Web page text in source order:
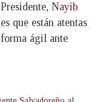
Nayib
que están atentas
ágil ante